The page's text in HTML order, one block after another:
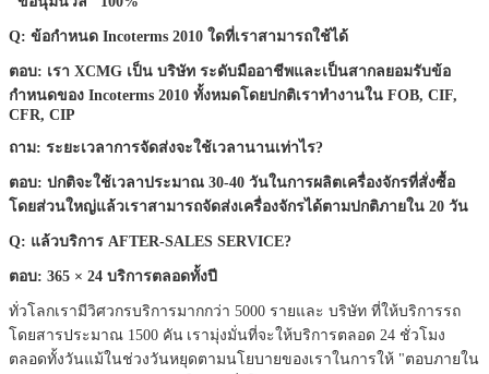
Q: ข้อกำหนด Incoterms 2010 ใดที่เราสามารถใช้ได้
ตอบ: เรา XCMG เป็น บริษัท ระดับมืออาชีพและเป็นสากลยอมรับข้อ
กำหนดของ Incoterms 2010 ทั้งหมดโดยปกติเราทำงานใน FOB, CIF,
CFR, CIP
ถาม: ระยะเวลาการจัดส่งจะใช้เวลานานเท่าไร?
ตอบ: ปกติจะใช้เวลาประมาณ 30-40 วันในการผลิตเครื่องจักรที่สั่งซื้อ
โดยส่วนใหญ่แล้วเราสามารถจัดส่งเครื่องจักรได้ตามปกติภายใน 20 วัน
Q: แล้วบริการ AFTER-SALES SERVICE?
ตอบ: 365 × 24 บริการตลอดทั้งปี
ทั่วโลกเรามีวิศวกรบริการมากกว่า 5000 รายและ บริษัท ที่ให้บริการรถ
โดยสารประมาณ 1500 คัน เรามุ่งมั่นที่จะให้บริการตลอด 24 ชั่วโมง
ตลอดทั้งวันแม้ในช่วงวันหยุดตามนโยบายของเราในการให้ "ตอบภายใน